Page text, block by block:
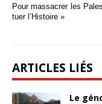
Pour massacrer les
tuer l’Histoire »
ARTICLES LIÉS
Le